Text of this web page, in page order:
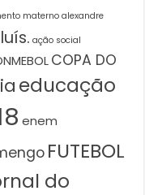
materno alexandre
ação social
COPA DO
educação
enem
FUTEBOL
do